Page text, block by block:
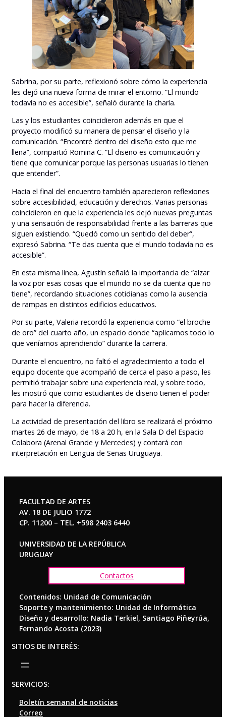
Sabrina, por su parte, reflexionó sobre cómo la experiencia
les dejó una nueva forma de mirar el entorno. “El mundo
todavía no es accesible”, señaló durante la charla.
Las y los estudiantes coincidieron además en que el
proyecto modificó su manera de pensar el diseño y la
comunicación. “Encontré dentro del diseño esto que me
llena”, compartió Romina C. “El diseño es comunicación y
tiene que comunicar porque las personas usuarias lo tienen
que entender”.
Hacia el final del encuentro también aparecieron reflexiones
sobre accesibilidad, educación y derechos. Varias personas
coincidieron en que la experiencia les dejó nuevas preguntas
y una sensación de responsabilidad frente a las barreras que
siguen existiendo. “Quedó como un sentido del deber”,
expresó Sabrina. “Te das cuenta que el mundo todavía no es
accesible”.
En esta misma línea, Agustín señaló la importancia de “alzar
la voz por esas cosas que el mundo no se da cuenta que no
tiene”, recordando situaciones cotidianas como la ausencia
de rampas en distintos edificios educativos.
Por su parte, Valeria recordó la experiencia como “el broche
de oro” del cuarto año, un espacio donde “aplicamos todo lo
que veníamos aprendiendo” durante la carrera.
Durante el encuentro, no faltó el agradecimiento a todo el
equipo docente que acompañó de cerca el paso a paso, les
permitió trabajar sobre una experiencia real, y sobre todo,
les mostró que como estudiantes de diseño tienen el poder
para hacer la diferencia.
La actividad de presentación del libro se realizará el próximo
martes 26 de mayo, de 18 a 20 h, en la Sala D del Espacio
Colabora (Arenal Grande y Mercedes) y contará con
interpretación en Lengua de Señas Uruguaya.
FACULTAD DE ARTES
AV. 18 DE JULIO 1772
CP. 11200 – TEL. +598 2403 6440
UNIVERSIDAD DE LA REPÚBLICA
URUGUAY
Contactos
Contenidos: Unidad de Comunicación
Soporte y mantenimiento: Unidad de Informática
Diseño y desarrollo: Nadia Terkiel, Santiago Piñeyrúa,
Fernando Acosta (2023)
SITIOS DE INTERÉS:
SERVICIOS:
Boletín semanal de noticias
Correo